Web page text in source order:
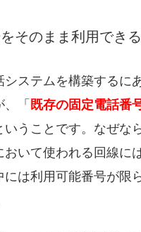
そのまま利用でき
システムを構築するに
、「既存の固定電話番
いうことです。なぜな
おいて使われる回線に
には利用可能番号が限